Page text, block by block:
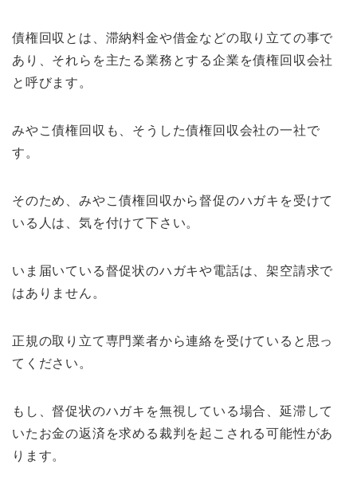
債権回収とは、滞納料金や借金などの取り立ての事で
あり、それらを主たる業務とする企業を債権回収会社
と呼びます。
みやこ債権回収も、そうした債権回収会社の一社で
す。
そのため、みやこ債権回収から督促のハガキを受けて
いる人は、気を付けて下さい。
いま届いている督促状のハガキや電話は、架空請求で
はありません。
正規の取り立て専門業者から連絡を受けていると思っ
てください。
もし、督促状のハガキを無視している場合、延滞して
いたお金の返済を求める裁判を起こされる可能性があ
ります。